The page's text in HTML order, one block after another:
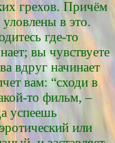
грехов. Причём
в это.
где-то
вы чувствуете
вдруг начинает
вам: “сходи в
то фильм, –
успеешь
или